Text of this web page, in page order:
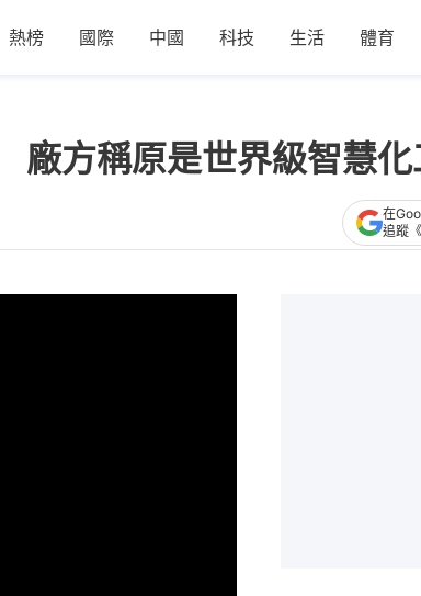
熱榜 國際 中國 科技 生活 體育
方稱原是世界級智慧化
在
追蹤